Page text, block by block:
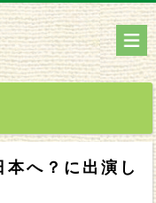
本へ？に出演し